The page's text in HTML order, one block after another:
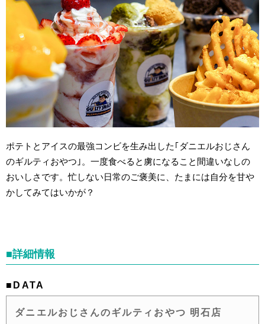
ポテトとアイスの最強コンビを生み出した｢ダニエルおじさん
のギルティおやつ｣。一度食べると虜になること間違いなしの
おいしさです。忙しない日常のご褒美に、たまには自分を甘や
かしてみてはいかが？
■詳細情報
■DATA
ダニエルおじさんのギルティおやつ 明石店